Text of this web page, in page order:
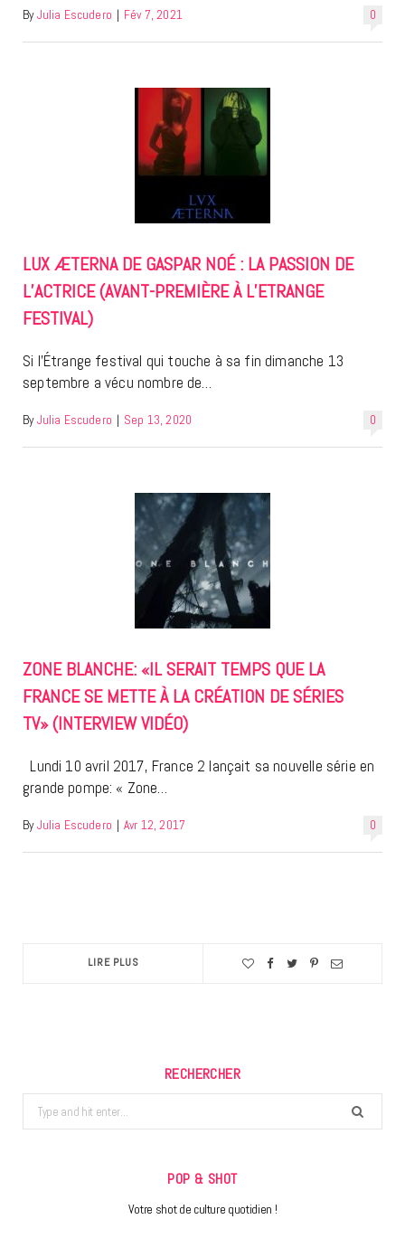
0
By Julia Escudero | Fév 7, 2021
LUX ÆTERNA DE GASPAR NOÉ : LA PASSION DE
L’ACTRICE (AVANT-PREMIÈRE À L’ETRANGE
FESTIVAL)
Si l’Étrange festival qui touche à sa fin dimanche 13
septembre a vécu nombre de…
0
By Julia Escudero | Sep 13, 2020
ZONE BLANCHE: «IL SERAIT TEMPS QUE LA
FRANCE SE METTE À LA CRÉATION DE SÉRIES
TV» (INTERVIEW VIDÉO)
Lundi 10 avril 2017, France 2 lançait sa nouvelle série en
grande pompe: « Zone…
0
By Julia Escudero | Avr 12, 2017
LIRE PLUS
RECHERCHER
Search
for:
POP & SHOT
Votre shot de culture quotidien !